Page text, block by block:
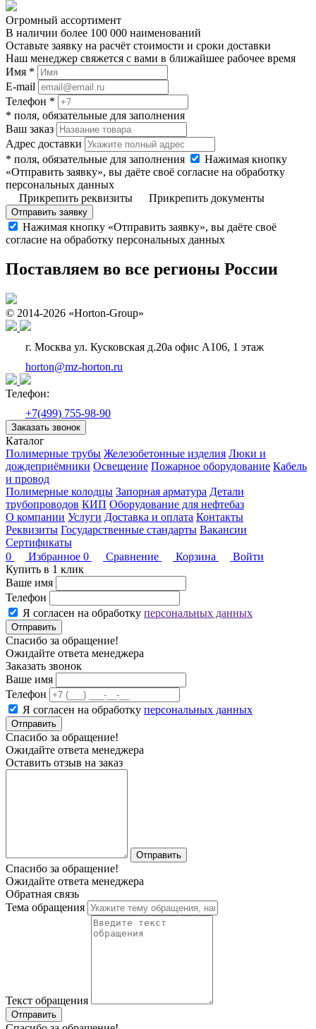
Огромный ассортимент
В наличии более 100 000 наименований
Оставьте заявку на расчёт стоимости и сроки доставки
Наш менеджер свяжется с вами в ближайшее рабочее время
Имя *
E-mail
Телефон *
* поля, обязательные для заполнения
Ваш заказ
Адрес доставки
* поля, обязательные для заполнения
Нажимая кнопку
«Отправить заявку», вы даёте своё согласие на обработку
персональных данных
Прикрепить реквизиты
Прикрепить документы
Отправить заявку
Нажимая кнопку «Отправить заявку», вы даёте своё
согласие на обработку персональных данных
Поставляем во все регионы России
© 2014-2026 «Horton-Group»
г. Москва ул. Кусковская д.20а офис А106, 1 этаж
horton@mz-horton.ru
Телефон:
+7(499) 755-98-90
Заказать звонок
Каталог
Полимерные трубы Железобетонные изделия Люки и
дождеприёмники Освещение Пожарное оборудование Кабель
и провод
Полимерные колодцы Запорная арматура Детали
трубопроводов КИП Оборудование для нефтебаз
О компании Услуги Доставка и оплата Контакты
Реквизиты Государственные стандарты Вакансии
Сертификаты
0
Избранное 0 Сравнение Корзина
Войти
Купить в 1 клик
Ваше имя
Телефон
Я согласен на обработку персональных данных
Отправить
Спасибо за обращение!
Ожидайте ответа менеджера
Заказать звонок
Ваше имя
Телефон
Я согласен на обработку персональных данных
Отправить
Спасибо за обращение!
Ожидайте ответа менеджера
Оставить отзыв на заказ
Отправить
Спасибо за обращение!
Ожидайте ответа менеджера
Обратная связь
Тема обращения
Текст обращения
Отправить